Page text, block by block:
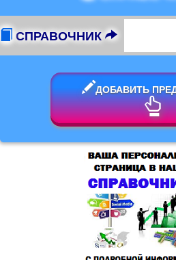
СПРАВОЧНИК
ДОБАВИТЬ